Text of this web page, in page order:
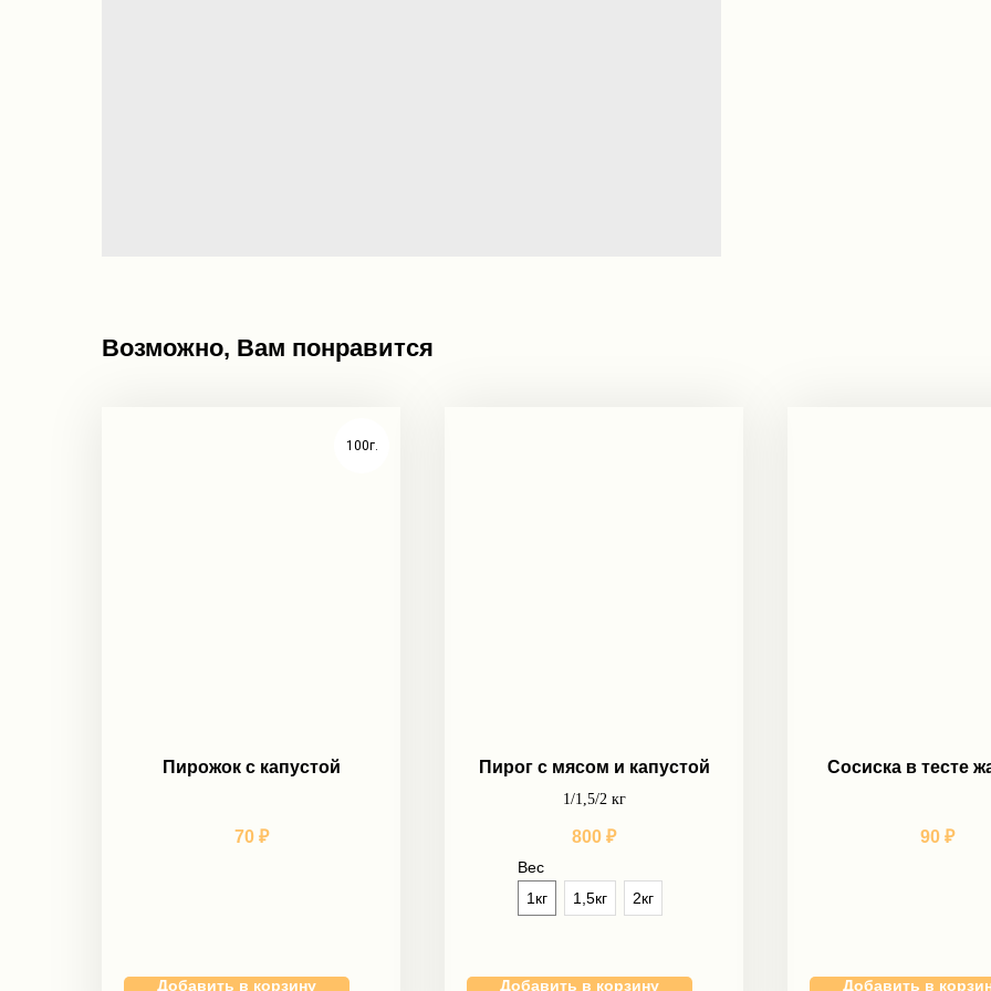
Возможно, Вам понравится
100г.
Пирожок с капустой
70 ₽
Добавить в корзину
Пирог с мясом и капустой
1/1,5/2 кг
800 ₽
Вес
1кг
1,5кг 2кг
Добавить в корзину
Сосиска в тесте
90 ₽
Добавить в